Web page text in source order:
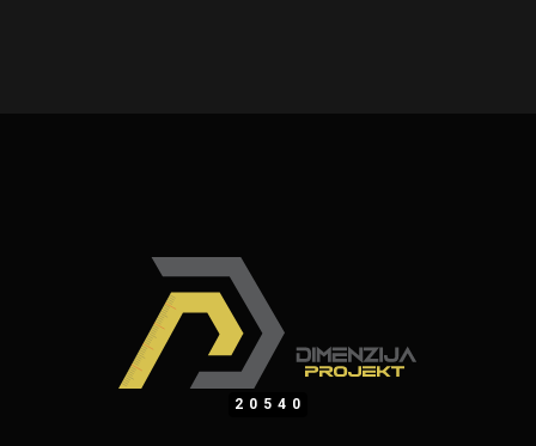
20540